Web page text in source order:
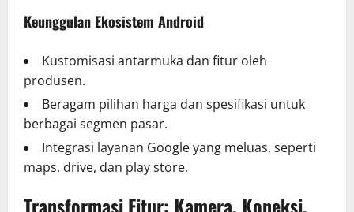
Keunggulan Ekosistem Android
Kustomisasi antarmuka dan fitur oleh
produsen.
Beragam pilihan harga dan spesifikasi untuk
berbagai segmen pasar.
Integrasi layanan Google yang meluas, seperti
maps, drive, dan play store.
Transformasi Fitur: Kamera, Koneksi,